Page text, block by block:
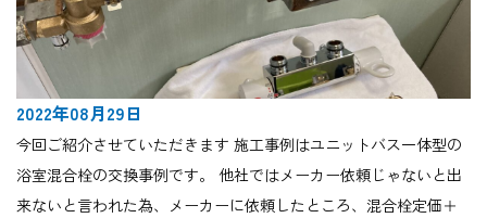
2022年08月29日
今回ご紹介させていただきます 施工事例はユニットバス一体型の
浴室混合栓の交換事例です。 他社ではメーカー依頼じゃないと出
来ないと言われた為、メーカーに依頼したところ、混合栓定価＋